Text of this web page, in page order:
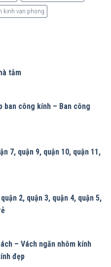
kinh van phong
tắm
ban công kính – Ban công
7, quận 9, quận 10, quận 11,
2, quận 3, quận 4, quận 5,
– Vách ngăn nhôm kính
đẹp